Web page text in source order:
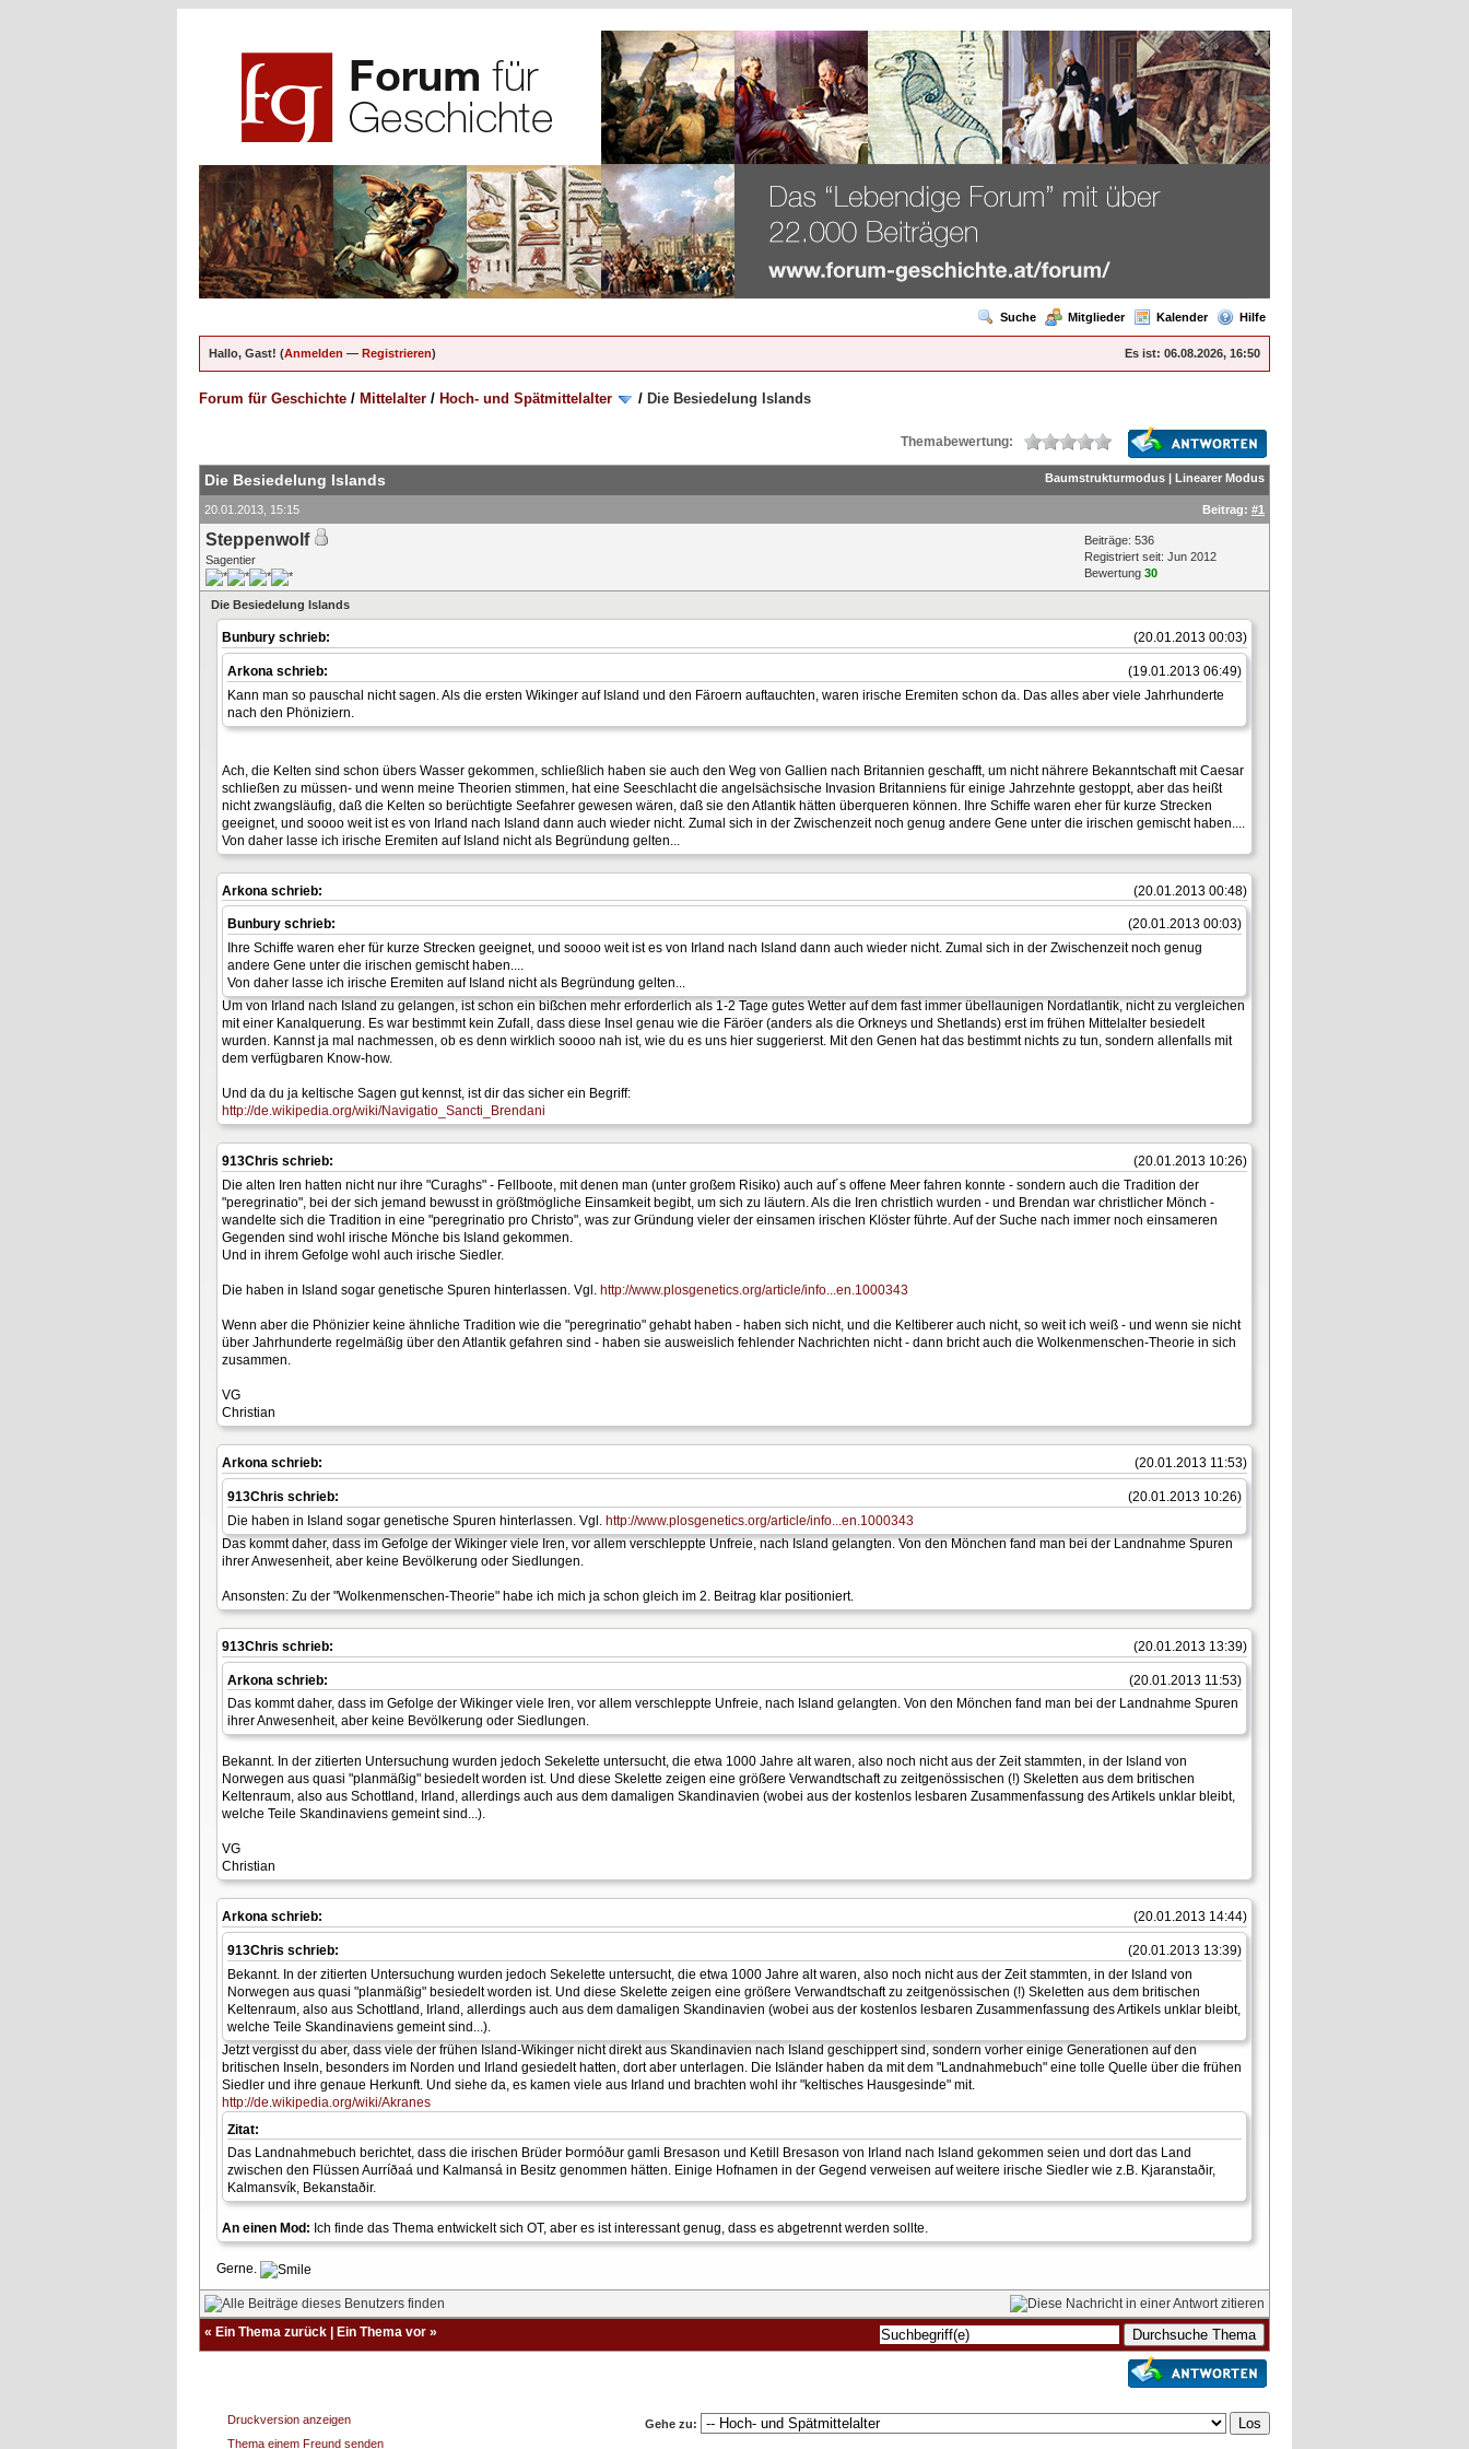
Suche Mitglieder Kalender Hilfe
Es ist: 06.08.2026, 16:50
Hallo, Gast! (Anmelden — Registrieren)
Forum für Geschichte / Mittelalter / Hoch- und Spätmittelalter / Die Besiedelung Islands
Themabewertung:
Baumstrukturmodus | Linearer Modus
Die Besiedelung Islands
20.01.2013, 15:15 Beitrag: #1
Steppenwolf
Sagentier
Beiträge: 536
Registriert seit: Jun 2012
Bewertung 30
Die Besiedelung Islands
(20.01.2013 00:03)
Bunbury schrieb:
(19.01.2013 06:49)
Arkona schrieb:
Kann man so pauschal nicht sagen. Als die ersten Wikinger auf Island und den Färoern auftauchten, waren irische Eremiten schon da. Das alles aber viele Jahrhunderte
nach den Phöniziern.
Ach, die Kelten sind schon übers Wasser gekommen, schließlich haben sie auch den Weg von Gallien nach Britannien geschafft, um nicht nährere Bekanntschaft mit Caesar
schließen zu müssen- und wenn meine Theorien stimmen, hat eine Seeschlacht die angelsächsische Invasion Britanniens für einige Jahrzehnte gestoppt, aber das heißt
nicht zwangsläufig, daß die Kelten so berüchtigte Seefahrer gewesen wären, daß sie den Atlantik hätten überqueren können. Ihre Schiffe waren eher für kurze Strecken
geeignet, und soooo weit ist es von Irland nach Island dann auch wieder nicht. Zumal sich in der Zwischenzeit noch genug andere Gene unter die irischen gemischt haben....
Von daher lasse ich irische Eremiten auf Island nicht als Begründung gelten...
(20.01.2013 00:48)
Arkona schrieb:
(20.01.2013 00:03)
Bunbury schrieb:
Ihre Schiffe waren eher für kurze Strecken geeignet, und soooo weit ist es von Irland nach Island dann auch wieder nicht. Zumal sich in der Zwischenzeit noch genug
andere Gene unter die irischen gemischt haben....
Von daher lasse ich irische Eremiten auf Island nicht als Begründung gelten...
Um von Irland nach Island zu gelangen, ist schon ein bißchen mehr erforderlich als 1-2 Tage gutes Wetter auf dem fast immer übellaunigen Nordatlantik, nicht zu vergleichen
mit einer Kanalquerung. Es war bestimmt kein Zufall, dass diese Insel genau wie die Färöer (anders als die Orkneys und Shetlands) erst im frühen Mittelalter besiedelt
wurden. Kannst ja mal nachmessen, ob es denn wirklich soooo nah ist, wie du es uns hier suggerierst. Mit den Genen hat das bestimmt nichts zu tun, sondern allenfalls mit
dem verfügbaren Know-how.
Und da du ja keltische Sagen gut kennst, ist dir das sicher ein Begriff:
http://de.wikipedia.org/wiki/Navigatio_Sancti_Brendani
(20.01.2013 10:26)
913Chris schrieb:
Die alten Iren hatten nicht nur ihre "Curaghs" - Fellboote, mit denen man (unter großem Risiko) auch auf´s offene Meer fahren konnte - sondern auch die Tradition der
"peregrinatio", bei der sich jemand bewusst in größtmögliche Einsamkeit begibt, um sich zu läutern. Als die Iren christlich wurden - und Brendan war christlicher Mönch -
wandelte sich die Tradition in eine "peregrinatio pro Christo", was zur Gründung vieler der einsamen irischen Klöster führte. Auf der Suche nach immer noch einsameren
Gegenden sind wohl irische Mönche bis Island gekommen.
Und in ihrem Gefolge wohl auch irische Siedler.
Die haben in Island sogar genetische Spuren hinterlassen. Vgl. http://www.plosgenetics.org/article/info...en.1000343
Wenn aber die Phönizier keine ähnliche Tradition wie die "peregrinatio" gehabt haben - haben sich nicht, und die Keltiberer auch nicht, so weit ich weiß - und wenn sie nicht
über Jahrhunderte regelmäßig über den Atlantik gefahren sind - haben sie ausweislich fehlender Nachrichten nicht - dann bricht auch die Wolkenmenschen-Theorie in sich
zusammen.
VG
Christian
(20.01.2013 11:53)
Arkona schrieb:
(20.01.2013 10:26)
913Chris schrieb:
Die haben in Island sogar genetische Spuren hinterlassen. Vgl. http://www.plosgenetics.org/article/info...en.1000343
Das kommt daher, dass im Gefolge der Wikinger viele Iren, vor allem verschleppte Unfreie, nach Island gelangten. Von den Mönchen fand man bei der Landnahme Spuren
ihrer Anwesenheit, aber keine Bevölkerung oder Siedlungen.
Ansonsten: Zu der "Wolkenmenschen-Theorie" habe ich mich ja schon gleich im 2. Beitrag klar positioniert.
(20.01.2013 13:39)
913Chris schrieb:
(20.01.2013 11:53)
Arkona schrieb:
Das kommt daher, dass im Gefolge der Wikinger viele Iren, vor allem verschleppte Unfreie, nach Island gelangten. Von den Mönchen fand man bei der Landnahme Spuren
ihrer Anwesenheit, aber keine Bevölkerung oder Siedlungen.
Bekannt. In der zitierten Untersuchung wurden jedoch Sekelette untersucht, die etwa 1000 Jahre alt waren, also noch nicht aus der Zeit stammten, in der Island von
Norwegen aus quasi "planmäßig" besiedelt worden ist. Und diese Skelette zeigen eine größere Verwandtschaft zu zeitgenössischen (!) Skeletten aus dem britischen
Keltenraum, also aus Schottland, Irland, allerdings auch aus dem damaligen Skandinavien (wobei aus der kostenlos lesbaren Zusammenfassung des Artikels unklar bleibt,
welche Teile Skandinaviens gemeint sind...).
VG
Christian
(20.01.2013 14:44)
Arkona schrieb:
(20.01.2013 13:39)
913Chris schrieb:
Bekannt. In der zitierten Untersuchung wurden jedoch Sekelette untersucht, die etwa 1000 Jahre alt waren, also noch nicht aus der Zeit stammten, in der Island von
Norwegen aus quasi "planmäßig" besiedelt worden ist. Und diese Skelette zeigen eine größere Verwandtschaft zu zeitgenössischen (!) Skeletten aus dem britischen
Keltenraum, also aus Schottland, Irland, allerdings auch aus dem damaligen Skandinavien (wobei aus der kostenlos lesbaren Zusammenfassung des Artikels unklar bleibt,
welche Teile Skandinaviens gemeint sind...).
Jetzt vergisst du aber, dass viele der frühen Island-Wikinger nicht direkt aus Skandinavien nach Island geschippert sind, sondern vorher einige Generationen auf den
britischen Inseln, besonders im Norden und Irland gesiedelt hatten, dort aber unterlagen. Die Isländer haben da mit dem "Landnahmebuch" eine tolle Quelle über die frühen
Siedler und ihre genaue Herkunft. Und siehe da, es kamen viele aus Irland und brachten wohl ihr "keltisches Hausgesinde" mit.
http://de.wikipedia.org/wiki/Akranes
Zitat:
Das Landnahmebuch berichtet, dass die irischen Brüder Þormóður gamli Bresason und Ketill Bresason von Irland nach Island gekommen seien und dort das Land
zwischen den Flüssen Aurríðaá und Kalmansá in Besitz genommen hätten. Einige Hofnamen in der Gegend verweisen auf weitere irische Siedler wie z.B. Kjaranstaðir,
Kalmansvík, Bekanstaðir.
An einen Mod: Ich finde das Thema entwickelt sich OT, aber es ist interessant genug, dass es abgetrennt werden sollte.
Gerne.
« Ein Thema zurück Ein Thema vor »
Druckversion anzeigen
Thema einem Freund senden
Gehe zu: